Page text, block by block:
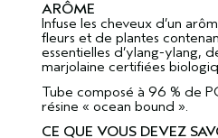
ARÔME
Infuse les cheveux d’un
fleurs et de plantes
essentielles d’ylang-ylang,
marjolaine certifiées
Tube composé à 96 % de
résine « ocean bound ».
CE QUE VOUS DEVEZ